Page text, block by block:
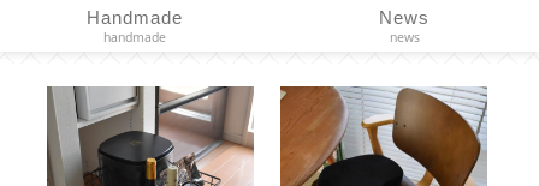
Handmade
handmade
News
news